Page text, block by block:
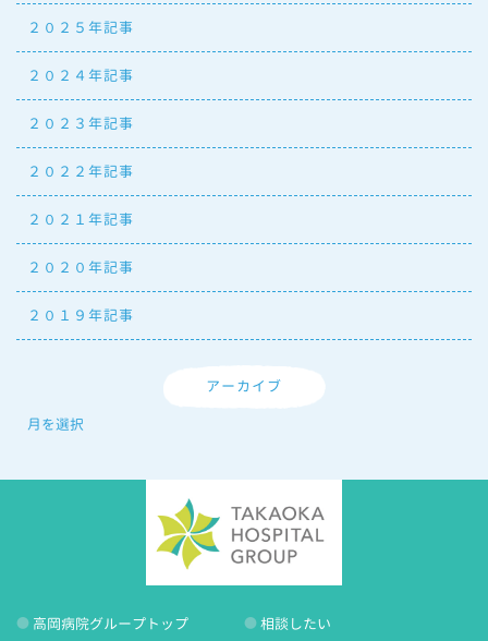
２０２５年記事
２０２４年記事
２０２３年記事
２０２２年記事
２０２１年記事
２０２０年記事
２０１９年記事
アーカイブ
高岡病院グループトップ
相談したい